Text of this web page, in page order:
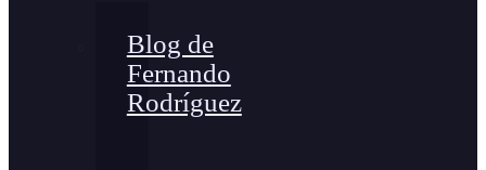
Blog de
Fernando
Rodríguez